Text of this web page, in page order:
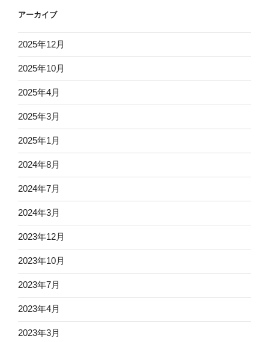
アーカイブ
2025年12月
2025年10月
2025年4月
2025年3月
2025年1月
2024年8月
2024年7月
2024年3月
2023年12月
2023年10月
2023年7月
2023年4月
2023年3月